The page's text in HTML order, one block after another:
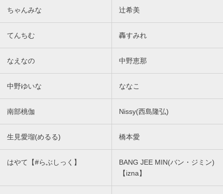
ちゃんみな 辻希美
てんちむ 轟すみれ
なえなの 中野恵那
中野ゆいな ななこ
南部桃伽 Nissy(西島隆弘)
生見愛瑠(めるる) 橋本愛
はやて【#らぶしっく】
BANG JEE MIN(バン・ジミン)
【izna】